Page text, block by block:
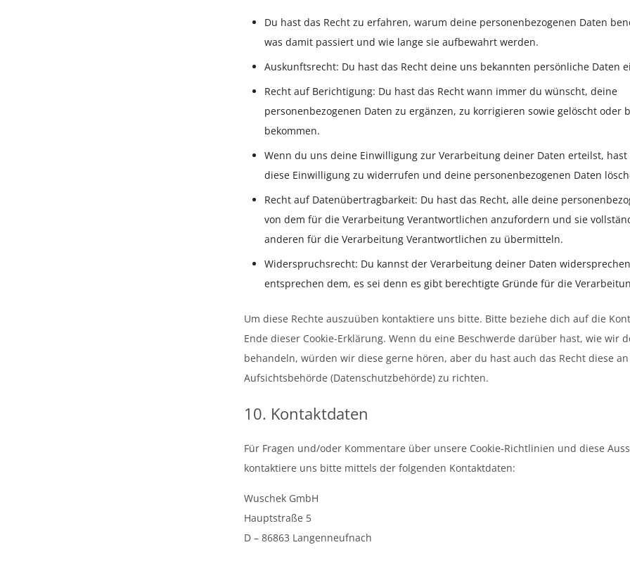
Du hast das Recht zu erfahren, warum deine personenbezogenen Daten
was damit passiert und wie lange sie aufbewahrt werden.
Auskunftsrecht: Du hast das Recht deine uns bekannten persönliche Daten
Recht auf Berichtigung: Du hast das Recht wann immer du wünscht, deine
personenbezogenen Daten zu ergänzen, zu korrigieren sowie gelöscht oder
bekommen.
Wenn du uns deine Einwilligung zur Verarbeitung deiner Daten erteilst, hast
diese Einwilligung zu widerrufen und deine personenbezogenen Daten
Recht auf Datenübertragbarkeit: Du hast das Recht, alle deine
von dem für die Verarbeitung Verantwortlichen anzufordern und sie
anderen für die Verarbeitung Verantwortlichen zu übermitteln.
Widerspruchsrecht: Du kannst der Verarbeitung deiner Daten
entsprechen dem, es sei denn es gibt berechtigte Gründe für die
Um diese Rechte auszuüben kontaktiere uns bitte. Bitte beziehe dich auf die
Ende dieser Cookie-Erklärung. Wenn du eine Beschwerde darüber hast, wie wir
behandeln, würden wir diese gerne hören, aber du hast auch das Recht diese
Aufsichtsbehörde (Datenschutzbehörde) zu richten.
10. Kontaktdaten
Für Fragen und/oder Kommentare über unsere Cookie-Richtlinien und diese
kontaktiere uns bitte mittels der folgenden Kontaktdaten:
Wuschek GmbH
Hauptstraße 5
D – 86863 Langenneufnach